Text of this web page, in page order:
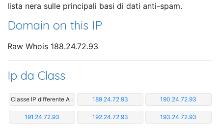
lista nera sulle principali basi di dati anti-spam.
Domain on this IP
Raw Whois 188.24.72.93
Ip da Class
Classe IP differente A : 189.24.72.93 190.24.72.93
191.24.72.93 192.24.72.93 193.24.72.93